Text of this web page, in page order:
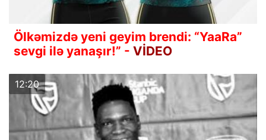
Ölkəmizdə yeni geyim brendi: “YaaRa”
sevgi ilə yanaşır!” - VİDEO
12:20